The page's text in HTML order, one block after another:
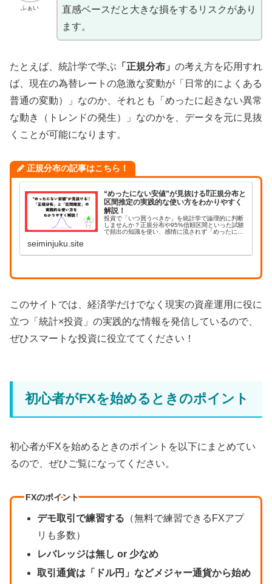
ふぁい
直感ベースだと大きな損をするリスクがあり
ます。
たとえば、統計学で学ぶ 「正規分布」 の考え方を応用すれ
ば、現在の為替レートの急激な変動が「日常的によくある
普通の変動）」なのか、それとも「めったに起きない異常
な動き（トレンドの発生）」なのかを、データを元に見抜
くことが可能になります。
正規分布の記事はこちら！
“めったにない安値”が見抜ける⁉︎正規分布と
区間推定の実践的な使い方をわかりやすく
解説！
投資で「いつ買うべきか」を統計学で論理的に判断
しませんか？正規分布や95%信頼区間といった試験
で頻出の知識を使い、感情に流されず「めったにな
seiminjuku.site
このサイトでは、経済学だけでなく現実の資産運用に役に
立つ「統計×投資」の実践的な情報を発信しているので、
ぜひスマートな投資に役立ててください！
初心者がFXを始めるときのポイント
初心者がFXを始めるときのポイントを以下にまとめてい
るので、ぜひご覧になってください。
FXのポイント
デモ取引で練習する （無料で練習できるFXアプ
リも多数）
レバレッジは無し or 少なめ
取引通貨は「ドル円」などメジャー通貨から始め